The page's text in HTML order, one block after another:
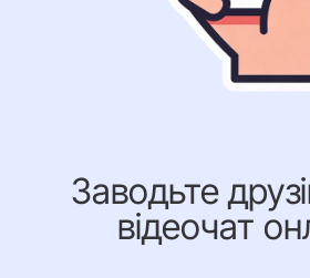
Заводьте
відеочат